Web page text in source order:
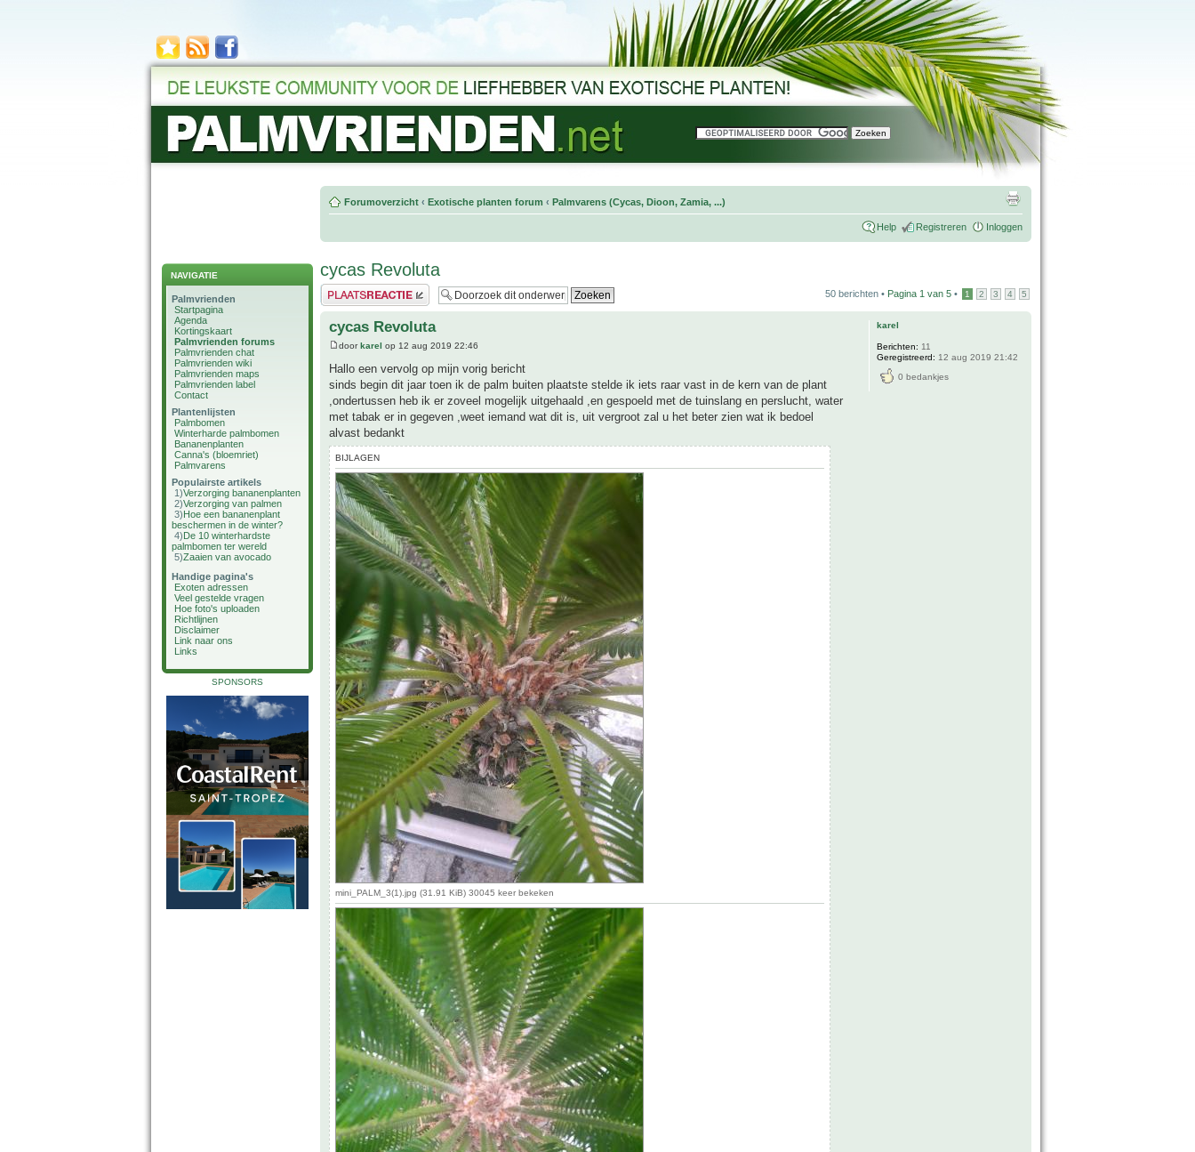
NAVIGATIE
Palmvrienden
Startpagina
Agenda
Kortingskaart
Palmvrienden forums
Palmvrienden chat
Palmvrienden wiki
Palmvrienden maps
Palmvrienden label
Contact
Plantenlijsten
Palmbomen
Winterharde palmbomen
Bananenplanten
Canna's (bloemriet)
Palmvarens
Populairste artikels
1)Verzorging bananenplanten
2)Verzorging van palmen
3)Hoe een bananenplant
beschermen in de winter?
4)De 10 winterhardste
palmbomen ter wereld
5)Zaaien van avocado
Handige pagina's
Exoten adressen
Veel gestelde vragen
Hoe foto's uploaden
Richtlijnen
Disclaimer
Link naar ons
Links
SPONSORS
Forumoverzicht ‹ Exotische planten forum ‹ Palmvarens (Cycas, Dioon, Zamia, ...)
Help Registreren Inloggen
cycas Revoluta
Plaats een reactie 50 berichten • Pagina 1 van 5 • 1 2 3 4 5
cycas Revoluta
doorkarel op 12 aug 2019 22:46
Hallo een vervolg op mijn vorig bericht
sinds begin dit jaar toen ik de palm buiten plaatste stelde ik iets raar vast in de kern van de plant
,ondertussen heb ik er zoveel mogelijk uitgehaald ,en gespoeld met de tuinslang en perslucht, water
met tabak er in gegeven ,weet iemand wat dit is, uit vergroot zal u het beter zien wat ik bedoel
alvast bedankt
BIJLAGEN
mini_PALM_3(1).jpg (31.91 KiB) 30045 keer bekeken
karel
Berichten: 11
Geregistreerd: 12 aug 2019 21:42
0 bedankjes